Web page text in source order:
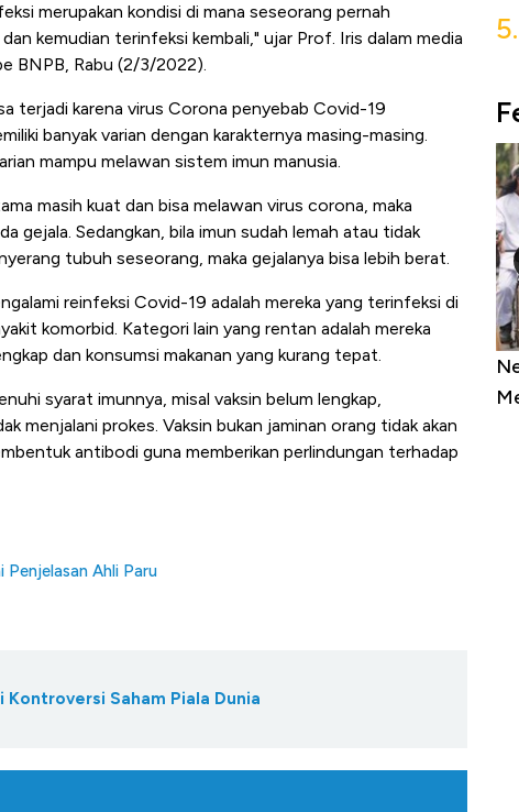
merupakan kondisi di mana seseorang pernah
kemudian terinfeksi kembali," ujar Prof. Iris dalam media
BNPB, Rabu (2/3/2022).
terjadi karena virus Corona penyebab Covid-19
banyak varian dengan karakternya masing-masing.
mampu melawan sistem imun manusia.
masih kuat dan bisa melawan virus corona, maka
gejala. Sedangkan, bila imun sudah lemah atau tidak
tubuh seseorang, maka gejalanya bisa lebih berat.
reinfeksi Covid-19 adalah mereka yang terinfeksi di
komorbid. Kategori lain yang rentan adalah mereka
dan konsumsi makanan yang kurang tepat.
syarat imunnya, misal vaksin belum lengkap,
menjalani prokes. Vaksin bukan jaminan orang tidak akan
antibodi guna memberikan perlindungan terhadap
Penjelasan Ahli Paru
Kontroversi Saham Piala Dunia
5.
Tanpa ACDaftar Sungai Terpanjang di Dunia,
Sampai Ribuan Kilometer